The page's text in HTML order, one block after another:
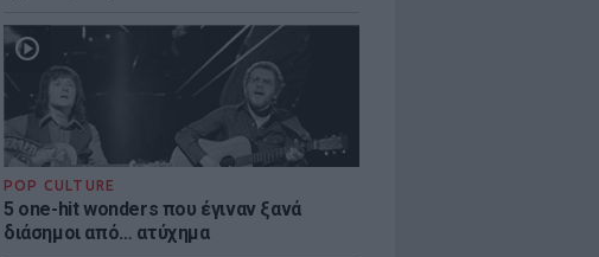
POP CULTURE
5 one-hit wonders που έγιναν ξανά
διάσημοι από… ατύχημα